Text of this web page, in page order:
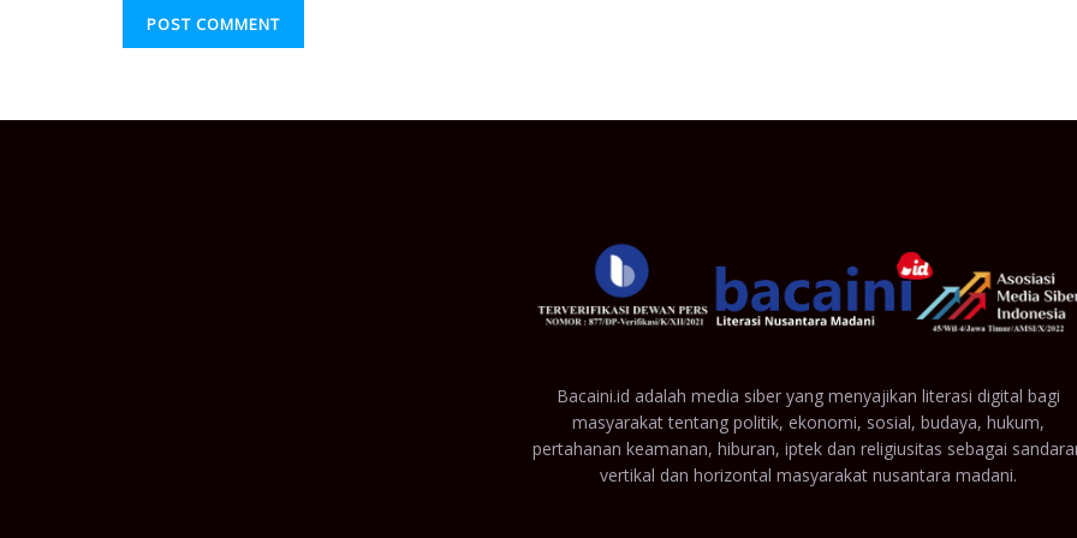
Bacaini.id adalah media siber yang menyajikan literasi digital bagi
masyarakat tentang politik, ekonomi, sosial, budaya, hukum,
pertahanan keamanan, hiburan, iptek dan religiusitas sebagai
vertikal dan horizontal masyarakat nusantara madani.